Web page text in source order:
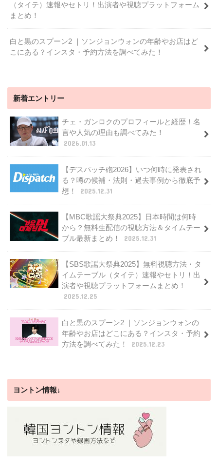
（タイテ）速報やセトリ！出演者や視聴プラットフォーム
まとめ！
白と黒のスプーン2 ｜ソンジョンウォンの年齢やお店はど
こにある？インスタ・予約方法を調べてみた！
新着エントリー
チェ・ガンロクのプロフィールと経歴！名
言や人気の理由も調べてみた！
2026.01.13
【デスパッチ砲2026】いつ何時に発表され
る？噂の候補・法則・過去事例から徹底予
想！
2025.12.31
【MBC歌謡大祭典2025】日本時間は何時
から？無料生配信の視聴方法＆タイムテー
ブル最新まとめ！
2025.12.31
【SBS歌謡大祭典2025】無料視聴方法・タ
イムテーブル（タイテ）速報やセトリ！出
演者や視聴プラットフォームまとめ！
2025.12.25
白と黒のスプーン2 ｜ソンジョンウォンの
年齢やお店はどこにある？インスタ・予約
方法を調べてみた！
2025.12.23
ヨントン情報↓